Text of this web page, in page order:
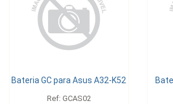
Bateria GC para Asus A32-K52
Ref: GCAS02